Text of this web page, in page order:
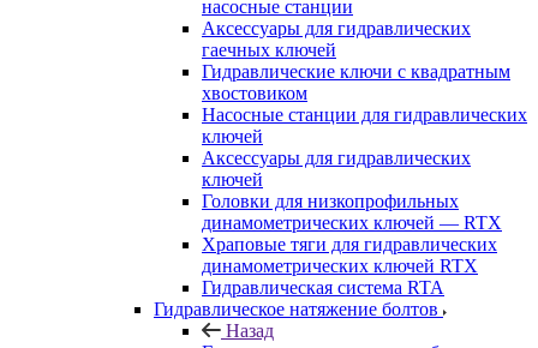
насосные станции
Аксессуары для гидравлических
гаечных ключей
Гидравлические ключи с квадратным
хвостовиком
Насосные станции для гидравлических
ключей
Аксессуары для гидравлических
ключей
Головки для низкопрофильных
динамометрических ключей — RTX
Храповые тяги для гидравлических
динамометрических ключей RTX
Гидравлическая система RTA
Гидравлическое натяжение болтов
Назад